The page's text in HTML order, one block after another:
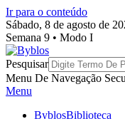
Ir para o conteúdo
Sábado, 8 de agosto de
Semana 9 • Modo I
Byblos
Pesquisar
Menu De Navegação
Menu
ByblosBiblioteca